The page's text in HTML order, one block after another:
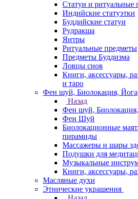
Статуи и ритуальные
Индийские статуэтки
Буддийские статуи
Рудракша
Янтры
Ритуальные предметы
Предметы Буддизма
Ловцы снов
Книги, аксессуары,
и таро
Фен шуй, Биолокация,
Назад
Фен шуй,
Фен Шуй
Биолокационные
пирамиды
Массажеры и шары
Подушки для
Музыкальные
Книги, аксессуары,
Масляные духи
Этнические украшения